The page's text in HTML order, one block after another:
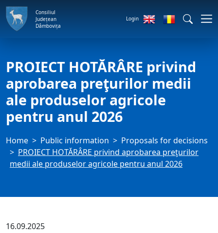
Consiliul
Județean
Dâmbovița
Login
PROIECT HOTĂRÂRE privind
aprobarea preţurilor medii
ale produselor agricole
pentru anul 2026
Home Public information
Proposals for decisions
PROIECT HOTĂRÂRE privind aprobarea preţurilor
medii ale produselor agricole pentru anul 2026
16.09.2025